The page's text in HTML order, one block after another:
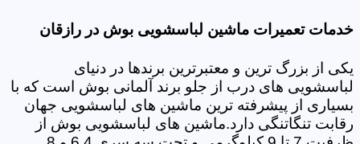
خدمات تعمیرات ماشین لباسشویی بوش در رازقان
یکی از بزرگ ترین و معتبرترین برندها در دنیای
لباسشویی های درب از جلو برند آلمانی بوش است که با
بسیاری از پیشرفته ترین ماشین های لباسشویی جهان
رقابت تنگاتنگی دارد.ماشین های لباسشویی بوش از